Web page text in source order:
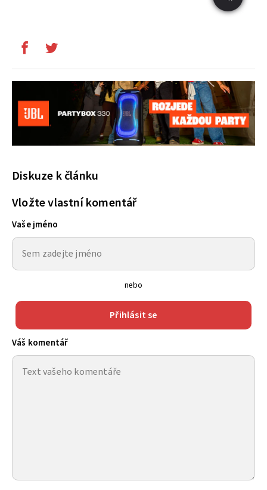
Diskuze k článku
Vložte vlastní komentář
Vaše jméno
nebo
Přihlásit se
Váš komentář